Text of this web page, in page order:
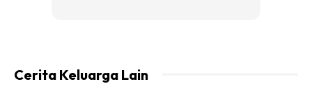
Cerita Keluarga Lain